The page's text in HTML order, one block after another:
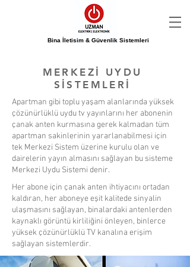
Bina İletisim & Güvenlik Sistemleri
MERKEZİ UYDU
SİSTEMLERİ
Apartman gibi toplu yaşam alanlarında yüksek
çözünürlüklü uydu tv yayınlarını her abonenin
çanak anten kurmasına gerek kalmadan tüm
apartman sakinlerinin yararlanabilmesi için
tek Merkezi Sistem üzerine kurulu olan ve
dairelerin yayın almasını sağlayan bu sisteme
Merkezi Uydu Sistemi denir.
Her abone için çanak anten ihtiyacını ortadan
kaldıran, her aboneye eşit kalitede sinyalin
ulaşmasını sağlayan, binalardaki antenlerden
kaynaklı görüntü kirliliğini önleyen, binlerce
yüksek çözünürlüklü TV kanalına erişim
sağlayan sistemlerdir.